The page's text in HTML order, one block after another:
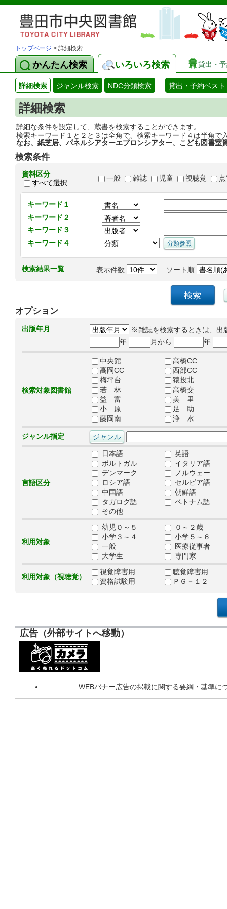
トップページ > 詳細検索
かんたん検索 いろいろ検索 貸出・
詳細検索 ジャンル検索 NDC分類検索 貸出・予約ベスト
詳細検索
詳細な条件を設定して、蔵書を検索することができます。
検索キーワード１と２と３は全角で、検索キーワード４は半角で
なお、紙芝居、パネルシアターエプロンシアター、こども図書室
検索条件
資料区分
すべて選択
一般 雑誌 児童 視聴覚
キーワード１
キーワード２
キーワード３
キーワード４
検索結果一覧 表示件数 ソート順
オプション
出版年月
※雑誌を検索するときは、出
年
月から 年
検索対象図書館
中央館
高橋CC
高岡CC
西部CC
梅坪台
猿投北
若 林
高橋交
益 富
美 里
小 原
足 助
藤岡南
浄 水
ジャンル指定
言語区分
日本語
英語
ポルトガル
イタリア語
デンマーク
ノルウェー
ロシア語
セルビア語
中国語
朝鮮語
タガログ語
ベトナム語
その他
利用対象
幼児０～５
０～２歳
小学３～４
小学５～６
一般
医療従事者
大学生
専門家
利用対象（視聴覚）
視覚障害用
聴覚障害用
資格試験用
ＰＧ－１２
広告（外部サイトへ移動）
WEBバナー広告の掲載に関する要綱・基準に